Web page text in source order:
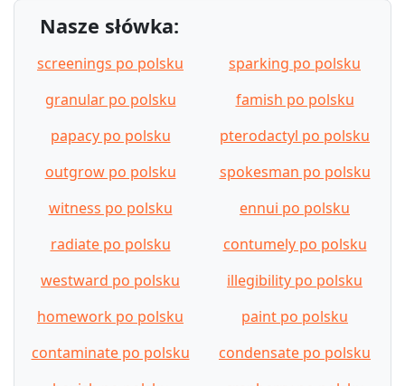
Nasze słówka:
screenings po polsku
sparking po polsku
granular po polsku
famish po polsku
papacy po polsku
pterodactyl po polsku
outgrow po polsku
spokesman po polsku
witness po polsku
ennui po polsku
radiate po polsku
contumely po polsku
westward po polsku
illegibility po polsku
homework po polsku
paint po polsku
contaminate po polsku
condensate po polsku